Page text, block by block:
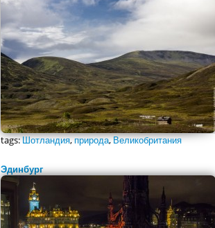
tags:Шотландия,природа,Великобритания
Эдинбург